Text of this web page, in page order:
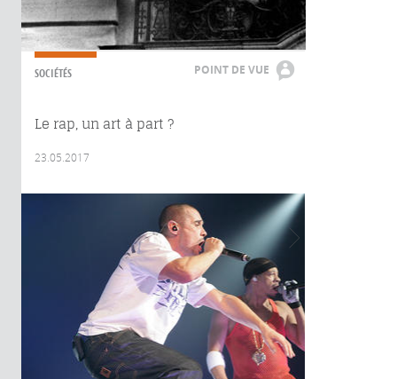
SOCIÉTÉS POINT DE VUE
Le rap, un art à part ?
23.05.2017